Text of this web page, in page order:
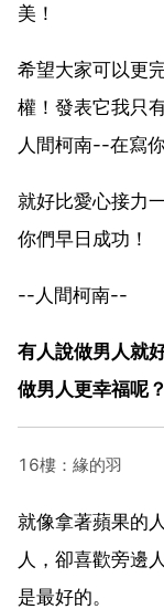
美！
希望大家可以更
權！發表它我只
人間柯南--在寫
就好比愛心接力
你們早日成功！
--人間柯南--
有人說做男人就
做男人更幸福呢？
16樓：緣的羽
就像拿著蘋果的
人，卻喜歡旁邊
是最好的。